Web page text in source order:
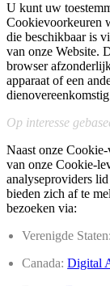
U kunt uw
Cookievoorkeuren
die beschikbaar is
van onze Website.
browser
apparaat of een
Op interesse
Naast onze
van onze Cookie-
analyseproviders
bieden zich af te
bezoeken via:
Verenigde
Canada:Digital